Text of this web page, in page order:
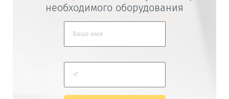
необходимого оборудования